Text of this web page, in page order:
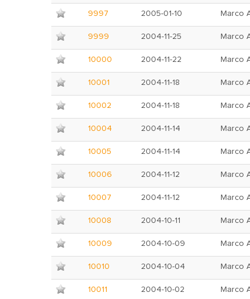
9997 2005-01-10 Marco
9999 2004-11-25 Marco
10000 2004-11-22 Marco
10001 2004-11-18 Marco
10002 2004-11-18 Marco
10004 2004-11-14 Marco
10005 2004-11-14 Marco
10006 2004-11-12 Marco
10007 2004-11-12 Marco
10008 2004-10-11 Marco
10009 2004-10-09 Marco
10010 2004-10-04 Marco
10011 2004-10-02 Marco